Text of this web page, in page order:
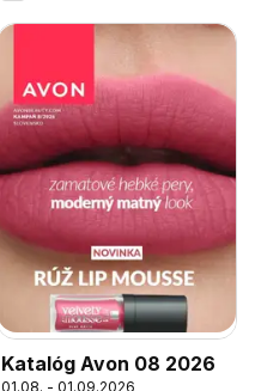
Katalóg Avon 08 2026
01.08. - 01.09.2026